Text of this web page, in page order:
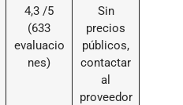
4,3 /5
(633
evaluacio
nes)
Sin
precios
públicos,
contactar
al
proveedor